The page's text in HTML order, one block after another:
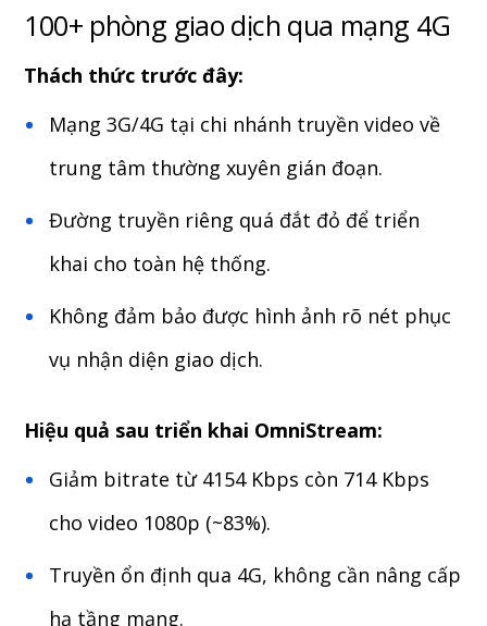
100+ phòng giao dịch qua mạng 4G
Thách thức trước đây:
Mạng 3G/4G tại chi nhánh truyền video về
trung tâm thường xuyên gián đoạn.
Đường truyền riêng quá đắt đỏ để triển
khai cho toàn hệ thống.
Không đảm bảo được hình ảnh rõ nét phục
vụ nhận diện giao dịch.
Hiệu quả sau triển khai OmniStream:
Giảm bitrate từ 4154 Kbps còn 714 Kbps
cho video 1080p (~83%).
Truyền ổn định qua 4G, không cần nâng cấp
hạ tầng mạng.